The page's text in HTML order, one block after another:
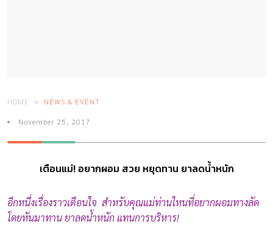
HOME NEWS & EVENT
November 25, 2017
เตือนแม่! อยากผอม สวย หยุดทาน ยาลดน้ำหนัก
อีกหนึ่งเรื่องราวเตือนใจ สำหรับคุณแม่ท่านไหนที่อยากผอมทางลัด
โดยหันมาทาน ยาลดน้ำหนัก แทนการบริหาร!